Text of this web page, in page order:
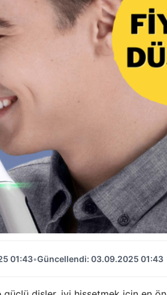
01:43•Güncellendi: 03.09.2025 01:43